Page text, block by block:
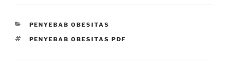
CATEGORIES
PENYEBAB OBESITAS
TAGS
PENYEBAB OBESITAS PDF